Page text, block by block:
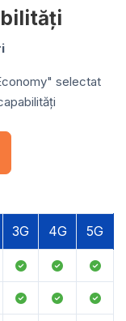
selectat
3G 4G 5G